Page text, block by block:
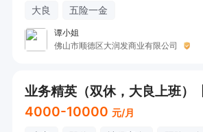
大良 五险一金
谭小姐
佛山市顺德区大润发商业有限公司
4000-10000 元/月